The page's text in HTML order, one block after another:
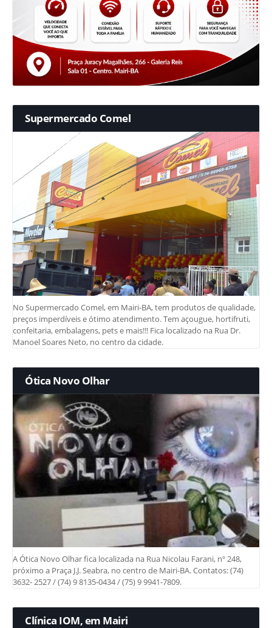
Supermercado Comel
No Supermercado Comel, em Mairi-BA, tem produtos de qualidade,
preços imperdíveis e ótimo atendimento. Tem açougue, hortifruti,
confeitaria, embalagens, pets e mais!!! Fica localizado na Rua Dr.
Manoel Soares Neto, no centro da cidade.
Ótica Novo Olhar
A Ótica Novo Olhar fica localizada na Rua Nicolau Farani, nº 248,
próximo a Praça J.J. Seabra, no centro de Mairi-BA. Contatos: (74)
3632- 2527 / (74) 9 8135-0434 / (75) 9 9941-7809.
Clínica IOM, em Mairi